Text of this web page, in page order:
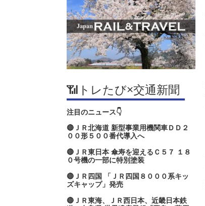
📶トレたび×交通新聞
注目のニュース👇
🔴ＪＲ北海道 新型事業用機関車ＤＤ２
００形５００番代導入へ
🔴ＪＲ東日本 傘寿を迎えるＣ５７ １８
０号機の一部に特別塗装
🔴ＪＲ四国 「ＪＲ四国８０００系キッ
ズキャップ」発売
🔴ＪＲ東海、ＪＲ西日本、近畿日本鉄